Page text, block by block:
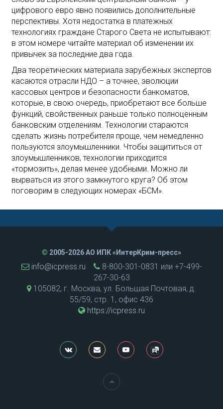
цифрового евро явно появились дополнительные
перспективы. Хотя недостатка в платежных
технологиях граждане Старого Света не испытывают:
в этом номере читайте материал об изменении их
привычек за последние два года.
Два теоретических материала зарубежных экспертов
касаются отрасли НДО – а точнее, эволюции
кассовых центров и безопасности банкоматов,
которые, в свою очередь, приобретают все больше
функций, свойственных раньше только полноценным
банковским отделениям. Технологии стараются
сделать жизнь потребителя проще, чем немедленно
пользуются злоумышленники. Чтобы защититься от
злоумышленников, технологии приходится
«тормозить», делая менее удобными. Можно ли
вырваться из этого замкнутого круга? Об этом
поговорим в следующих номерах «БСМ».
© 2005-2026 АО ИПК «ИнтерКрим-пресс»
info@icpress.ru
8-800-301-0831 или +7-499-
267-30-63
105082, г. Москва, ул. Большая Почтовая, д.
55/59, стр. 1, офис 436
https://icpress.ru